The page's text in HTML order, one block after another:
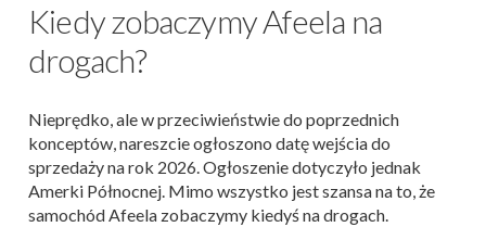
Kiedy zobaczymy Afeela na
drogach?
Nieprędko, ale w przeciwieństwie do poprzednich
konceptów, nareszcie ogłoszono datę wejścia do
sprzedaży na rok 2026. Ogłoszenie dotyczyło jednak
Amerki Północnej. Mimo wszystko jest szansa na to, że
samochód Afeela zobaczymy kiedyś na drogach.